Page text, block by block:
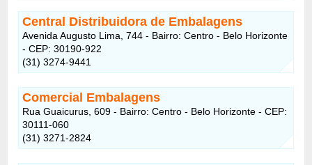
Central Distribuidora de Embalagens
Avenida Augusto Lima, 744 - Bairro: Centro - Belo Horizonte
- CEP: 30190-922
(31) 3274-9441
Comercial Embalagens
Rua Guaicurus, 609 - Bairro: Centro - Belo Horizonte - CEP:
30111-060
(31) 3271-2824